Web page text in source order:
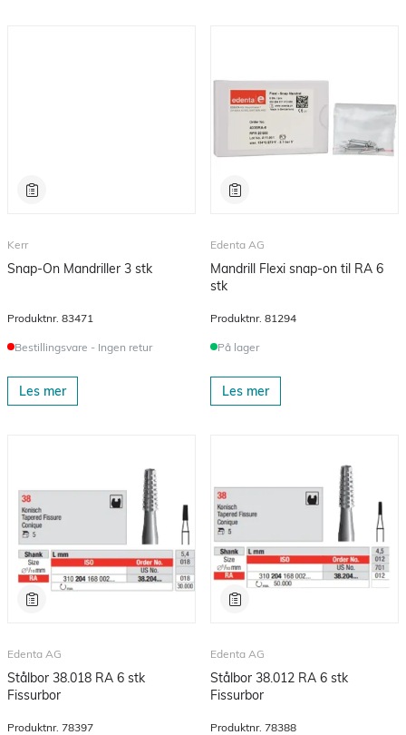
Kerr
Snap-On Mandriller 3 stk
Produktnr. 83471
Bestillingsvare - Ingen retur
Les mer
Edenta AG
Mandrill Flexi snap-on til RA 6
stk
Produktnr. 81294
På lager
Les mer
Edenta AG
Stålbor 38.018 RA 6 stk
Fissurbor
Produktnr. 78397
Edenta AG
Stålbor 38.012 RA 6 stk
Fissurbor
Produktnr. 78388